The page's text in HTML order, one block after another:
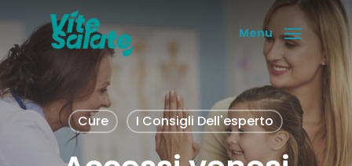
main
content
Menu
Cure I Consigli Dell'esperto